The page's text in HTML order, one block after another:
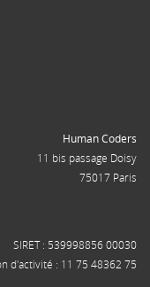
Human Coders
11 bis passage Doisy
75017 Paris
SIRET : 539998856 00030
d'activité : 11 75 48362 75